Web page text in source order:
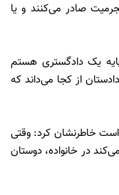
صادر می‌کنند و یا
یک دادگستری هستم
از کجا می‌داند که
است خاطرنشان کرد: وقتی
در خانواده، دوستان